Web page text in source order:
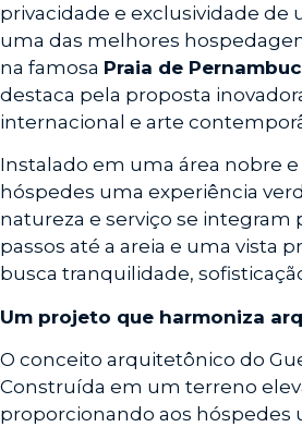
privacidade e exclusividade de
uma das melhores
na famosa Praia de
destaca pela proposta
internacional e arte
Instalado em uma área nobre e
hóspedes uma experiência
natureza e serviço se integram
passos até a areia e uma vista
busca tranquilidade,
Um projeto que harmoniza
O conceito arquitetônico do
Construída em um terreno
proporcionando aos hóspedes